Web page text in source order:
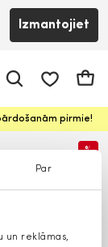
Par
un reklāmas,
Izmantojiet
pirmie!
%